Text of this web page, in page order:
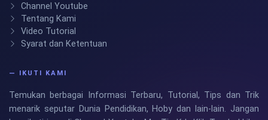
Channel Youtube
Tentang Kami
Video Tutorial
Syarat dan Ketentuan
— IKUTI KAMI
Temukan berbagai Informasi Terbaru, Tutorial, Tips dan Trik
menarik seputar Dunia Pendidikan, Hoby dan lain-lain. Jangan